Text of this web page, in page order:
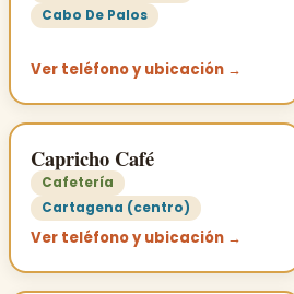
Cabo De Palos
Ver teléfono y ubicación →
Capricho Café
Cafetería
Cartagena (centro)
Ver teléfono y ubicación →